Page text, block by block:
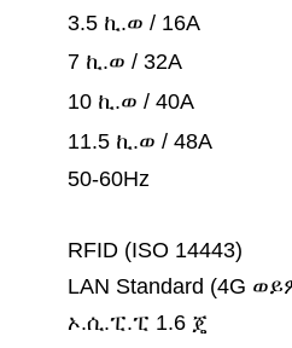
3.5 ኪ.ወ / 16A
7 ኪ.ወ / 32A
10 ኪ.ወ / 40A
11.5 ኪ.ወ / 48A
50-60Hz
RFID (ISO 14443)
LAN Standard (4G
ኦ.ሲ.ፒ.ፒ 1.6 ጄ